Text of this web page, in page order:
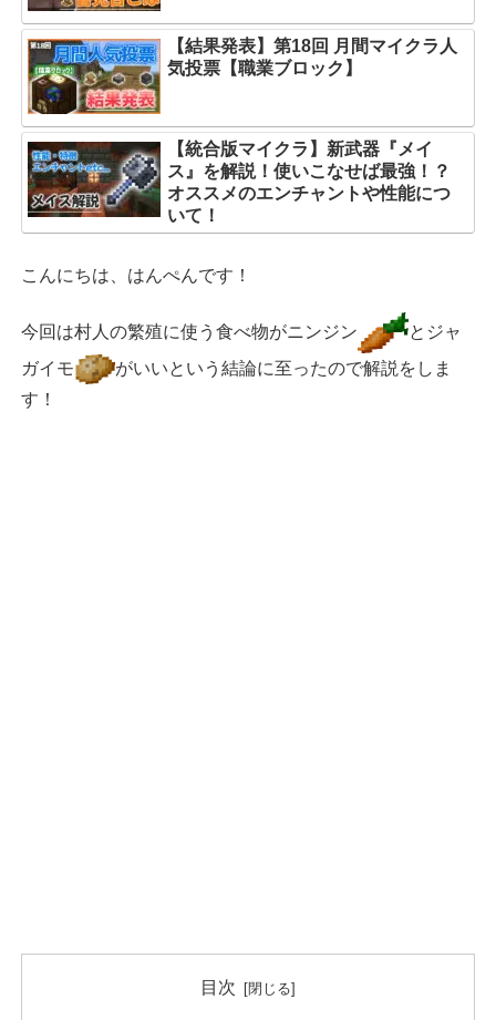
【結果発表】第18回 月間マイクラ人
気投票【職業ブロック】
【統合版マイクラ】新武器『メイ
ス』を解説！使いこなせば最強！？
オススメのエンチャントや性能につ
いて！
こんにちは、はんぺんです！
今回は村人の繁殖に使う食べ物がニンジン
とジャ
ガイモ
がいいという結論に至ったので解説をしま
す！
目次